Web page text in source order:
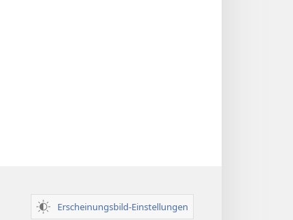
Erscheinungsbild-Einstellungen